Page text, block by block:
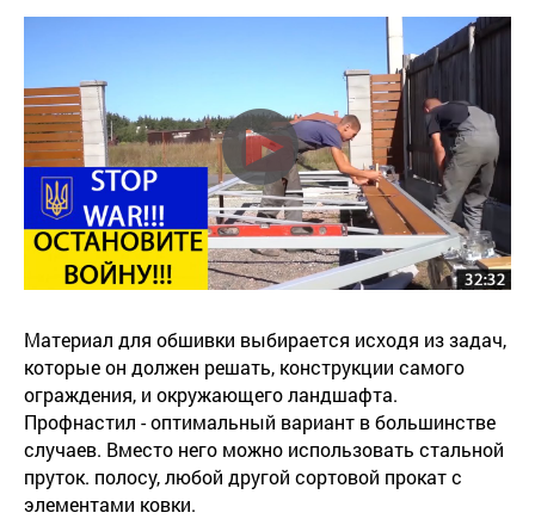
Материал для обшивки выбирается исходя из задач,
которые он должен решать, конструкции самого
ограждения, и окружающего ландшафта.
Профнастил - оптимальный вариант в большинстве
случаев. Вместо него можно использовать стальной
пруток. полосу, любой другой сортовой прокат с
элементами ковки.